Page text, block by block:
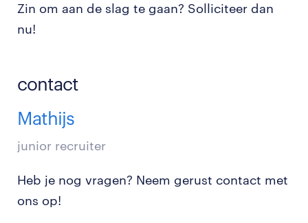
Zin om aan de slag te gaan? Solliciteer dan
nu!
contact
Mathijs
junior recruiter
Heb je nog vragen? Neem gerust contact met
ons op!